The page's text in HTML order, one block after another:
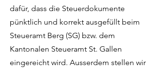
dafür, dass die Steuerdokumente
pünktlich und korrekt ausgefüllt beim
Steueramt Berg (SG) bzw. dem
Kantonalen Steueramt St. Gallen
eingereicht wird. Ausserdem stellen wir